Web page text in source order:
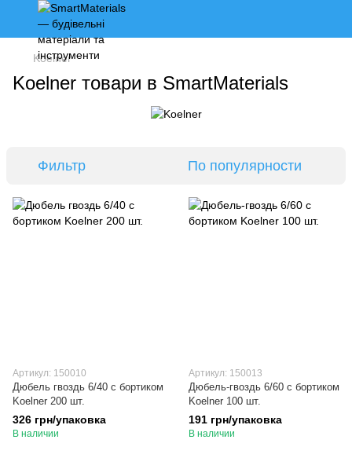
Koelner
Koelner товари в SmartMaterials
Фильтр По популярности
Артикул: 150010
Дюбель гвоздь 6/40 с бортиком
Koelner 200 шт.
326 грн/упаковка
В наличии
Артикул: 150013
Дюбель-гвоздь 6/60 с бортиком
Koelner 100 шт.
191 грн/упаковка
В наличии